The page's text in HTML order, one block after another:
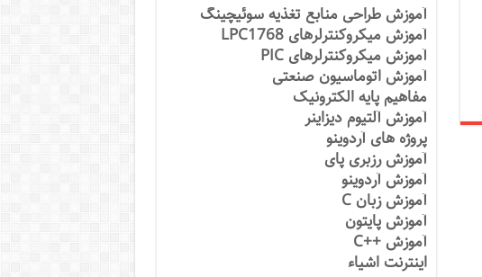
آموزش طراحی منابع تغذیه سوئیچینگ
آموزش میکروکنترلرهای LPC1768
آموزش میکروکنترلرهای PIC
آموزش اتوماسیون صنعتی
مفاهیم پایه الکترونیک
آموزش آلتیوم دیزاینر
پروژه های آردوینو
آموزش رزبری پای
آموزش آردوینو
آموزش زبان C
آموزش پایتون
آموزش ++C
اینترنت اشیاء